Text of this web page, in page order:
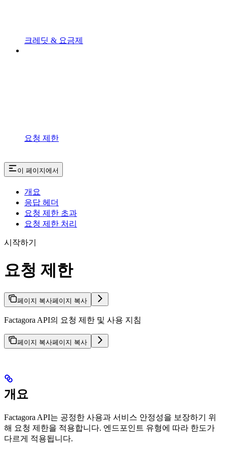
크레딧 & 요금제
요청 제한
이 페이지에서
개요
응답 헤더
요청 제한 초과
요청 제한 처리
시작하기
요청 제한
페이지 복사페이지 복사
Factagora API의 요청 제한 및 사용 지침
페이지 복사페이지 복사
개요
Factagora API는 공정한 사용과 서비스 안정성을 보장하기 위
해 요청 제한을 적용합니다. 엔드포인트 유형에 따라 한도가
다르게 적용됩니다.